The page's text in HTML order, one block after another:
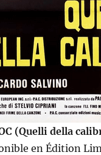
(Quelli della
en Édition